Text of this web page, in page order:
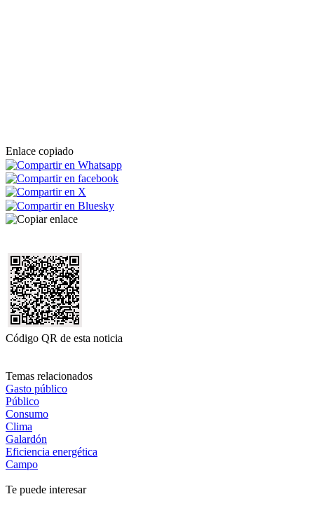
Enlace copiado
Código QR de esta noticia
Temas relacionados
Gasto público
Público
Consumo
Clima
Galardón
Eficiencia energética
Campo
Te puede interesar